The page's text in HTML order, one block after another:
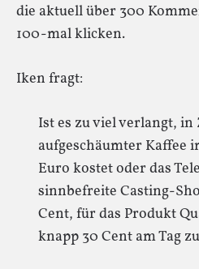
die aktuell über 300
100-mal klicken.
Iken fragt:
Ist es zu viel verlangt, in
aufgeschäumter Kaffee
Euro kostet oder das
sinnbefreite Casting-
Cent, für das Produkt
knapp 30 Cent am Tag